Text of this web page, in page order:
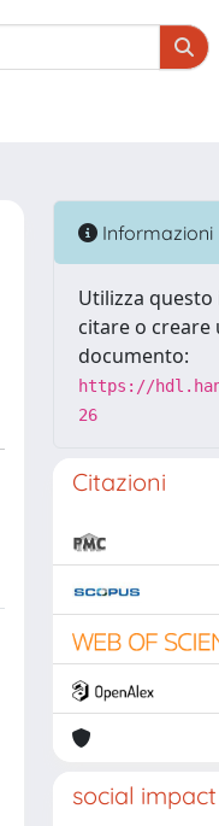
Informazioni
Utilizza
citare o creare
documento:
https://
26
Citazioni
social impact